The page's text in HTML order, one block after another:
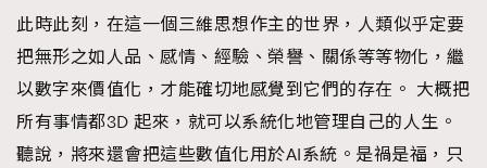
此時此刻，在這一個三維思想作主的世界，人類似乎定要
把無形之如人品、感情、經驗、榮譽、關係等等物化，繼
以數字來價值化，才能確切地感覺到它們的存在。 大概把
所有事情都3D 起來，就可以系統化地管理自己的人生。
聽說，將來還會把這些數值化用於AI系統。是禍是福，只